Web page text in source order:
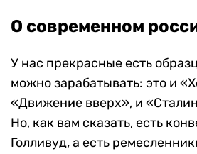
О современном
У нас прекрасные есть
можно зарабатывать: это и
«Движение вверх», и
Но, как вам сказать, есть
Голливуд, а есть